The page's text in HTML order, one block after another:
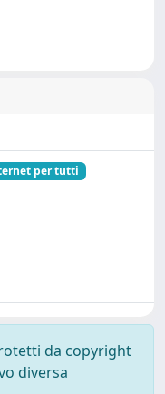
per tutti
da copyright
diversa